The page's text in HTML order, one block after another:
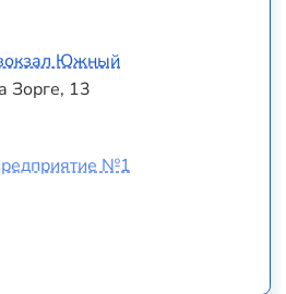
Южный
Зорге, 13
№1